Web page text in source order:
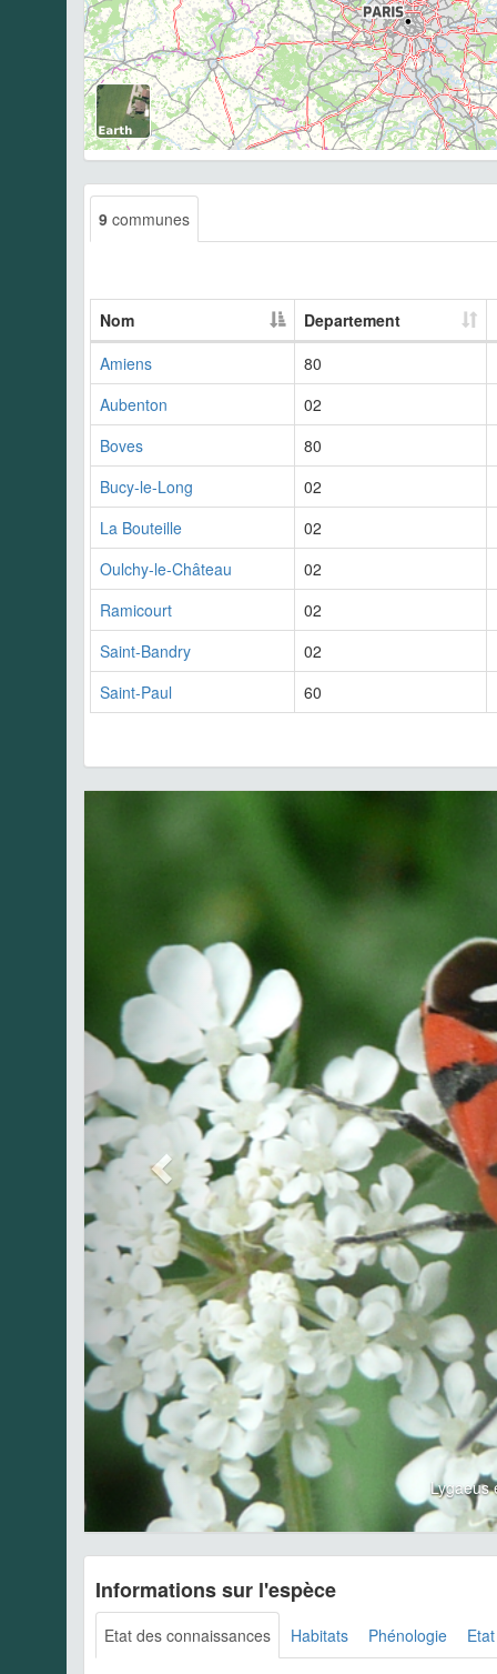
9 communes
Nom Departement
Amiens
80
Aubenton
02
Boves
80
Bucy-le-Long
02
La Bouteille
02
Oulchy-le-Château
02
Ramicourt
02
Saint-Bandry
02
Saint-Paul
60
Lygaeus
Informations sur l'espèce
Etat des connaissances Habitats Phénologie